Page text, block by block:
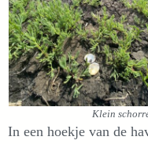
Klein
In een hoekje van de